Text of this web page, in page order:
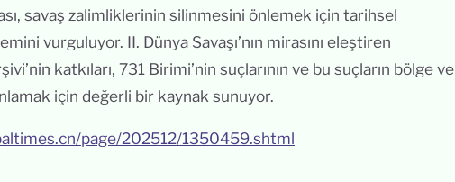
savaş zalimliklerinin silinmesini önlemek için tarihsel
vurguluyor. II. Dünya Savaşı’nın mirasını eleştiren
katkıları, 731 Birimi’nin suçlarının ve bu suçların bölge ve
için değerli bir kaynak sunuyor.
page/202512/1350459.shtml